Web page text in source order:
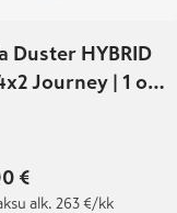
Duster HYBRID
Journey | 1 om.
Peruutuskamera
€
alk. 263 €/kk